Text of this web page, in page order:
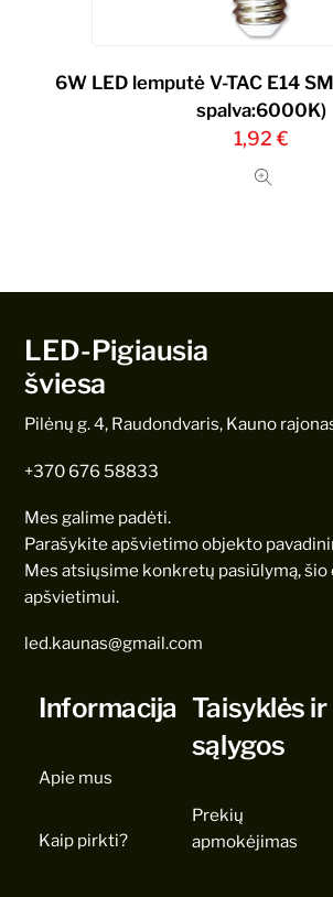
6W LED lemputė V-TAC Е14
spalva:6000K)
1,92 €
LED-Pigiausia
šviesa
Pilėnų g. 4, Raudondvaris, Kauno
+370 676 58833
Mes galime padėti.
Parašykite apšvietimo objekto
Mes atsiųsime konkretų pasiūlymą,
apšvietimui.
led.kaunas@gmail.com
Informacija
Apie mus
Kaip pirkti?
Taisyklės ir
sąlygos
Prekių
apmokėjimas